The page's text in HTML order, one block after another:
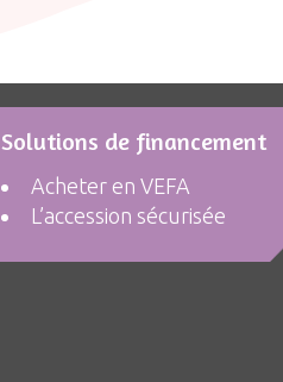
Solutions de financement
Acheter en VEFA
L’accession sécurisée